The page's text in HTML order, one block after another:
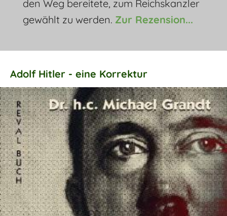
den Weg bereitete, zum Reichskanzler
gewählt zu werden. Zur Rezension...
Adolf Hitler - eine Korrektur